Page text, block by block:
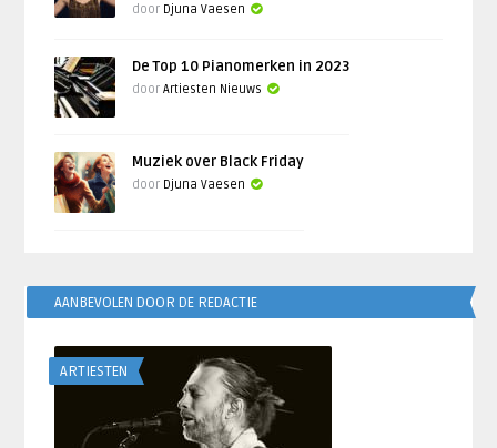
door Djuna Vaesen
De Top 10 Pianomerken in 2023
doorArtiesten Nieuws
Muziek over Black Friday
door Djuna Vaesen
AANBEVOLEN DOOR DE REDACTIE
ARTIESTEN